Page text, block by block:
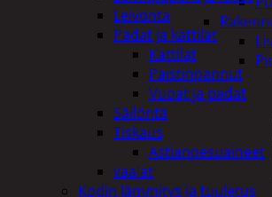
Leivonta
Padat ja kattilat
Kattilat
Paistinpannut
Vuoat ja padat
Säilöntä
Tiskaus
Astianpesuaineet
vaa'at
Kodin lämmitys ja tuuletus